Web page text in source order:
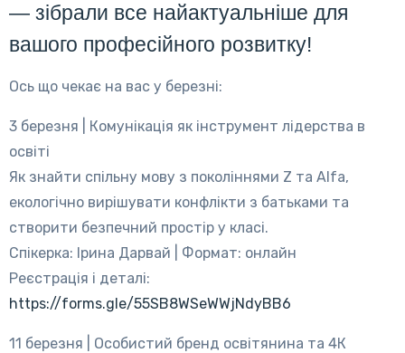
— зібрали все найактуальніше для
вашого професійного розвитку!
Ось що чекає на вас у березні:
3 березня | Комунікація як інструмент лідерства в
освіті
Як знайти спільну мову з поколіннями Z та Alfa,
екологічно вирішувати конфлікти з батьками та
створити безпечний простір у класі.
Спікерка: Ірина Дарвай | Формат: онлайн
Реєстрація і деталі:
https://forms.gle/55SB8WSeWWjNdyBB6
11 березня | Особистий бренд освітянина та 4К